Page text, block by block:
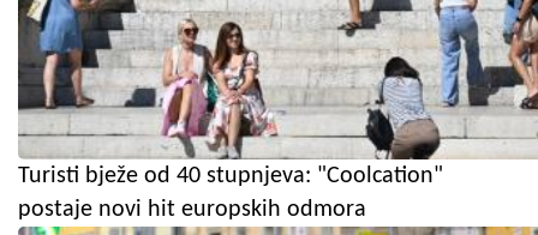
Turisti bježe od 40 stupnjeva: "Coolcation"
postaje novi hit europskih odmora